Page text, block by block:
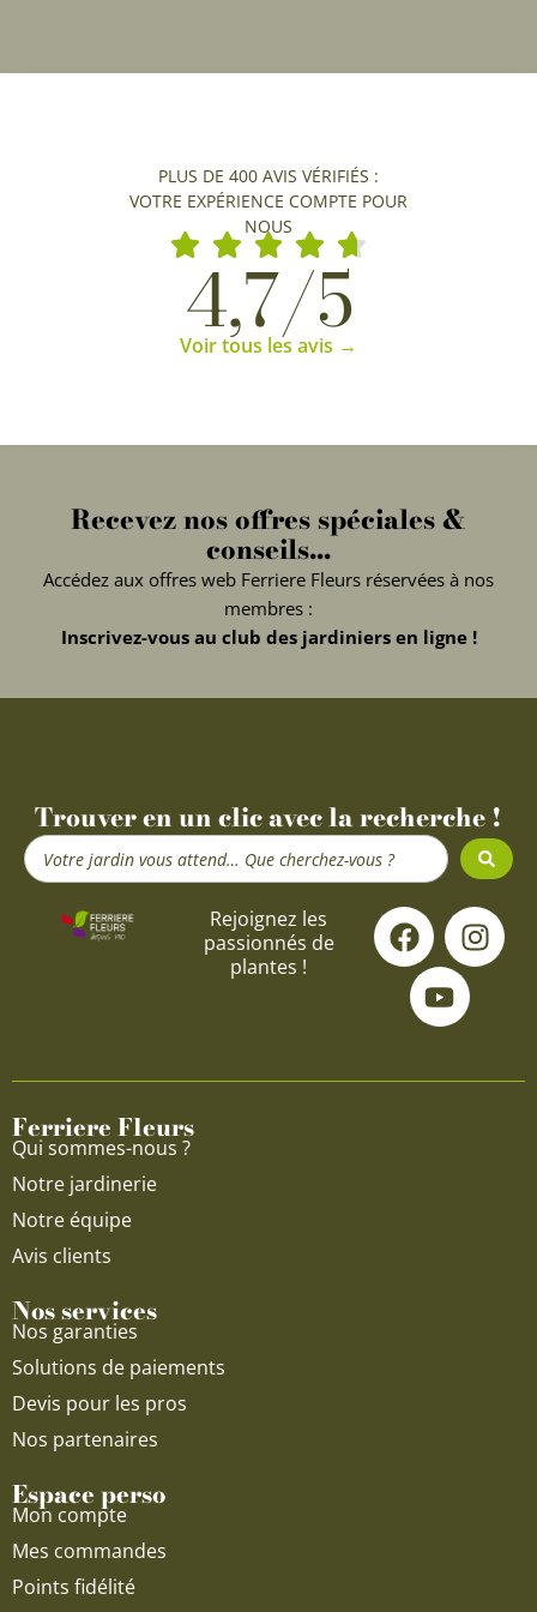
PLUS DE 400 AVIS VÉRIFIÉS :
VOTRE EXPÉRIENCE COMPTE POUR
NOUS
4,7/5
Voir tous les avis →
Recevez nos offres spéciales &
conseils...
Accédez aux offres web Ferriere Fleurs réservées à nos
membres :
Inscrivez-vous au club des jardiniers en ligne !
Trouver en un clic avec la recherche !
Search
...
Rejoignez les
passionnés de
plantes !
F
a
c
e
o
I
n
s
g
Y
o
u
t
u
b
Ferriere Fleurs
Qui sommes-nous ?
Notre jardinerie
Notre équipe
Avis clients
Nos services
Nos garanties
Solutions de paiements
Devis pour les pros
Nos partenaires
Espace perso
Mon compte
Mes commandes
Points fidélité